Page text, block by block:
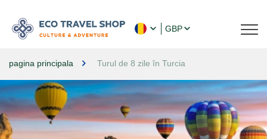
GBP
pagina principala Turul de 8 zile în Turcia